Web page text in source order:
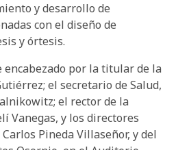
y desarrollo de
con el diseño de
y órtesis.
encabezado por la titular de la
el secretario de Salud,
el rector de la
Vanegas, y los directores
Pineda Villaseñor, y del